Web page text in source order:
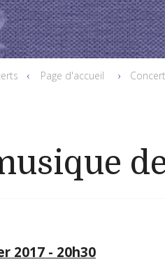
Page d'accueil
2017 - 20h30